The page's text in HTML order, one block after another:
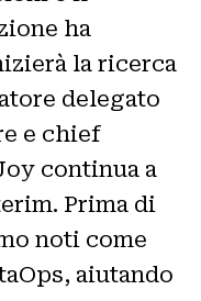
ha
la ricerca
delegato
e chief
continua a
Prima di
noti come
aiutando